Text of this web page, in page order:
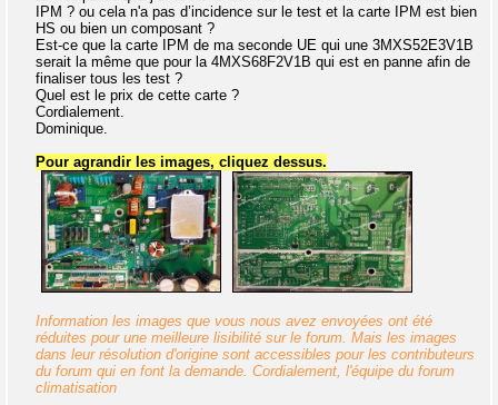
IPM ? ou cela n'a pas d’incidence sur le test et la carte IPM est bien
HS ou bien un composant ?
Est-ce que la carte IPM de ma seconde UE qui une 3MXS52E3V1B
serait la même que pour la 4MXS68F2V1B qui est en panne afin de
finaliser tous les test ?
Quel est le prix de cette carte ?
Cordialement.
Dominique.
Pour agrandir les images, cliquez dessus.
Information les images que vous nous avez envoyées ont été
réduites pour une meilleure lisibilité sur le forum. Mais les images
dans leur résolution d'origine sont accessibles pour les contributeurs
du forum qui en font la demande. Cordialement, l'équipe du forum
climatisation